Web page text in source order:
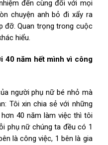
đến cùng đối với mọi
chuyện anh bỏ đi xẩy ra
đỡ. Quan trọng trong cuộc
hiểu.
40 năm hết mình vì công
người phụ nữ bé nhỏ mà
Tôi xin chia sẻ với những
40 năm làm việc thì tôi
phụ nữ chúng ta đều có 1
là công việc, 1 bên là gia